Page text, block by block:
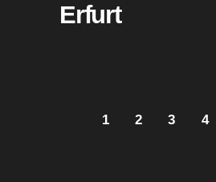
Erfurt
1 2 3 4